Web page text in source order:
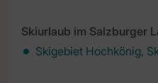
Skiurlaub im Salzburger
Skigebiet Hochkönig,